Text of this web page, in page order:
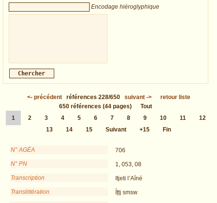
Encodage hiéroglyphique
<- précédent références 228/650 suivant->
retour liste
650 références (44 pages)
Tout
1
2 3 4 5 6 7 8 9 10 11
12
13
14 15 Suivant +15 Fin
N° AGÉA
706
N° PN
1, 053, 08
Transcription
Itjeti l’Aîné
Translittération
Ỉṯtj smsw